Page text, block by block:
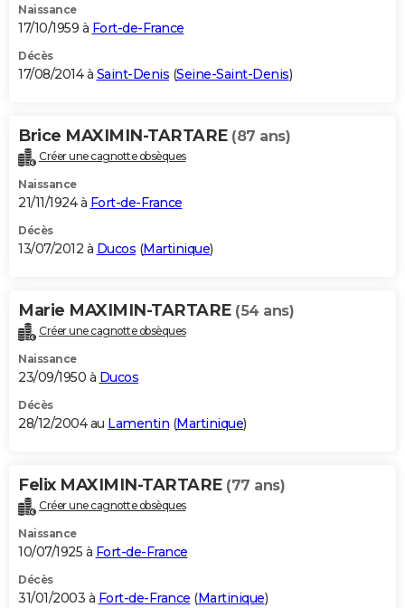
Naissance
17/10/1959 à Fort-de-France
Décès
17/08/2014 à Saint-Denis (Seine-Saint-Denis)
Brice MAXIMIN-TARTARE (87 ans)
Créer une cagnotte obsèques
Naissance
21/11/1924 à Fort-de-France
Décès
13/07/2012 à Ducos (Martinique)
Marie MAXIMIN-TARTARE (54 ans)
Créer une cagnotte obsèques
Naissance
23/09/1950 à Ducos
Décès
28/12/2004 au Lamentin (Martinique)
Felix MAXIMIN-TARTARE (77 ans)
Créer une cagnotte obsèques
Naissance
10/07/1925 à Fort-de-France
Décès
31/01/2003 à Fort-de-France (Martinique)